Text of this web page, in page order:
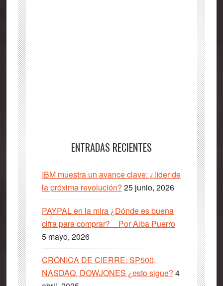
ENTRADAS RECIENTES
IBM muestra un avance clave: ¿líder de
la próxima revolución? 25 junio, 2026
PAYPAL en la mira ¿Dónde es buena
cifra para comprar? _ Por Alba Puerro
5 mayo, 2026
CRÓNICA DE CIERRE: SP500,
NASDAQ, DOWJONES ¿esto sigue? 4